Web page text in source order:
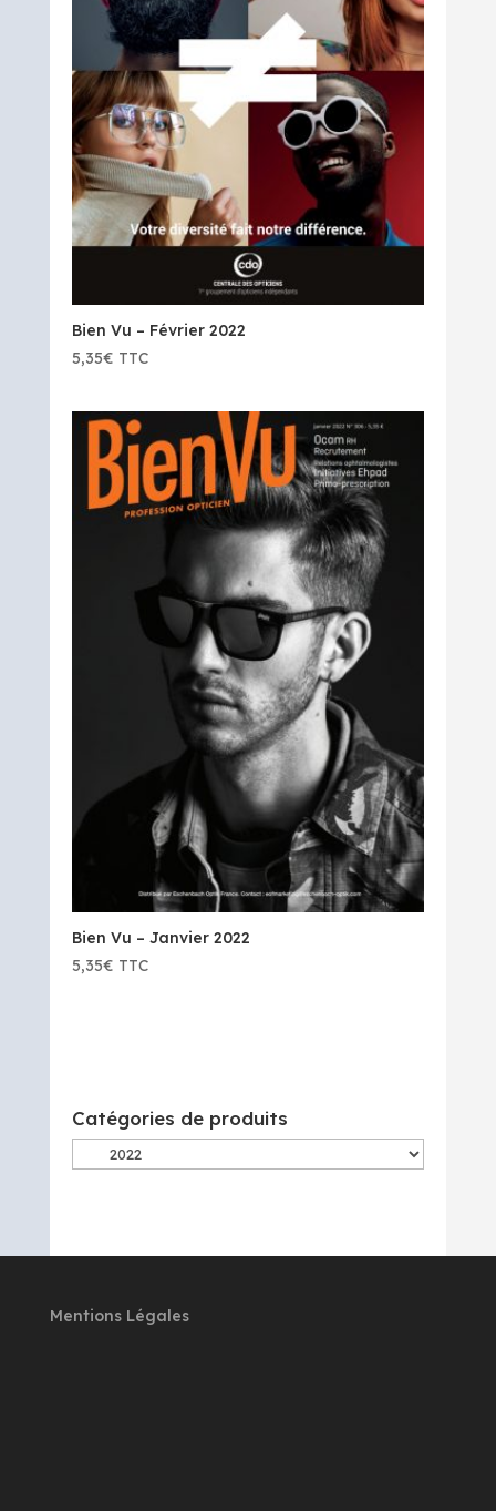
Bien Vu – Février 2022
5,35€ TTC
Bien Vu – Janvier 2022
5,35€ TTC
Catégories de produits
Mentions Légales